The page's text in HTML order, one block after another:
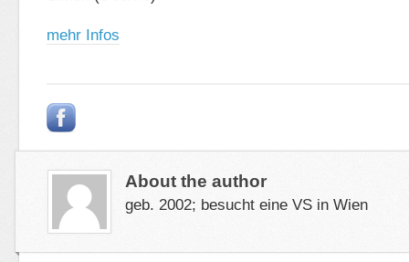
mehr Infos
About the author
geb. 2002; besucht eine VS in Wien